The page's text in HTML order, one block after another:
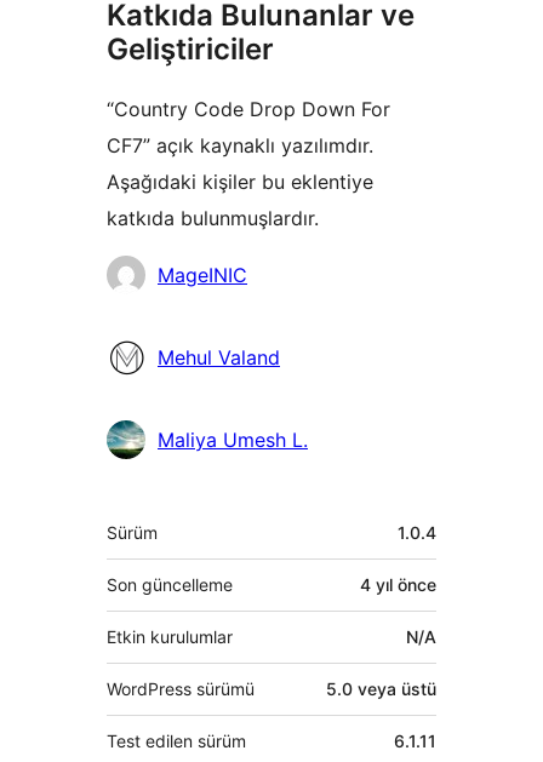
Katkıda Bulunanlar ve
Geliştiriciler
“Country Code Drop Down For
CF7” açık kaynaklı yazılımdır.
Aşağıdaki kişiler bu eklentiye
katkıda bulunmuşlardır.
KatkıdaMageINIC
Mehul Valand
Maliya Umesh L.
Meta
Sürüm 1.0.4
Son güncelleme 4 yıl önce
Etkin kurulumlar N/A
WordPress sürümü 5.0 veya üstü
Test edilen sürüm 6.1.11